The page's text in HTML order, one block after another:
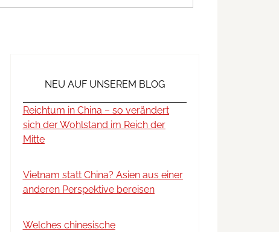
NEU AUF UNSEREM BLOG
Reichtum in China – so verändert
sich der Wohlstand im Reich der
Mitte
Vietnam statt China? Asien aus einer
anderen Perspektive bereisen
Welches chinesische